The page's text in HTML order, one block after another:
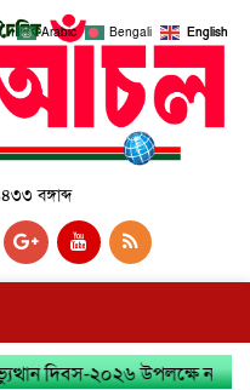
বঙ্গাব্দ
২০২৬ উপলক্ষে নারায়ণগঞ্জ
Arabic Bengali English